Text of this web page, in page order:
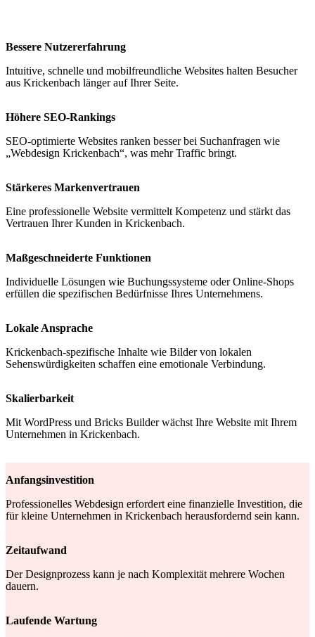
Bessere Nutzererfahrung
Intuitive, schnelle und mobilfreundliche Websites halten Besucher
aus Krickenbach länger auf Ihrer Seite.
Höhere SEO-Rankings
SEO-optimierte Websites ranken besser bei Suchanfragen wie
„Webdesign Krickenbach“, was mehr Traffic bringt.
Stärkeres Markenvertrauen
Eine professionelle Website vermittelt Kompetenz und stärkt das
Vertrauen Ihrer Kunden in Krickenbach.
Maßgeschneiderte Funktionen
Individuelle Lösungen wie Buchungssysteme oder Online-Shops
erfüllen die spezifischen Bedürfnisse Ihres Unternehmens.
Lokale Ansprache
Krickenbach-spezifische Inhalte wie Bilder von lokalen
Sehenswürdigkeiten schaffen eine emotionale Verbindung.
Skalierbarkeit
Mit WordPress und Bricks Builder wächst Ihre Website mit Ihrem
Unternehmen in Krickenbach.
Anfangsinvestition
Professionelles Webdesign erfordert eine finanzielle Investition, die
für kleine Unternehmen in Krickenbach herausfordernd sein kann.
Zeitaufwand
Der Designprozess kann je nach Komplexität mehrere Wochen
dauern.
Laufende Wartung